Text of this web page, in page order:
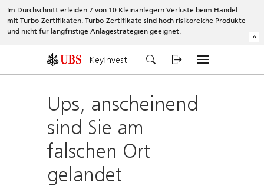
Im Durchschnitt erleiden 7 von 10 Kleinanlegern Verluste beim Handel
mit Turbo-Zertifikaten. Turbo-Zertifikate sind hoch risikoreiche Produkte
und nicht für langfristige Anlagestrategien geeignet.
^
KeyInvest
Ups, anscheinend
sind Sie am
falschen Ort
gelandet